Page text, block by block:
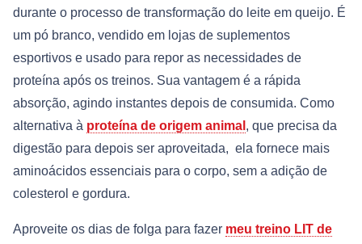
durante o processo de transformação do leite em queijo. É
um pó branco, vendido em lojas de suplementos
esportivos e usado para repor as necessidades de
proteína após os treinos. Sua vantagem é a rápida
absorção, agindo instantes depois de consumida. Como
alternativa à proteína de origem animal , que precisa da
digestão para depois ser aproveitada, ela fornece mais
aminoácidos essenciais para o corpo, sem a adição de
colesterol e gordura.
Aproveite os dias de folga para fazer meu treino LIT de